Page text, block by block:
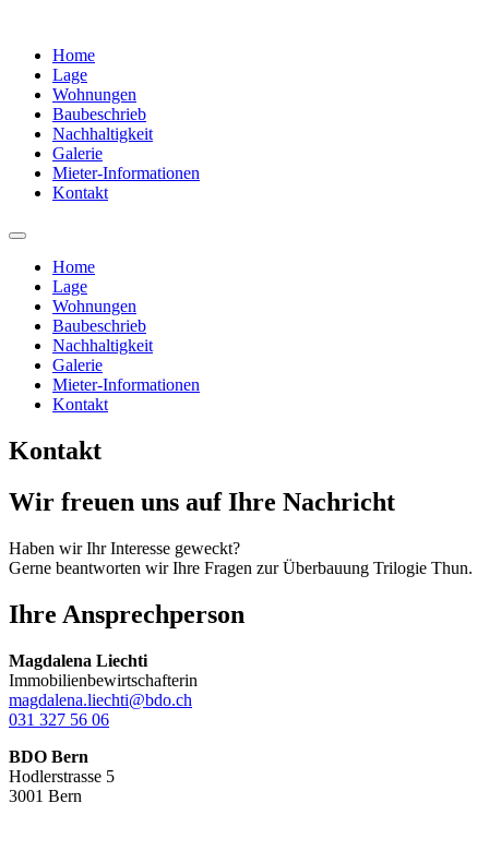
Home
Lage
Wohnungen
Baubeschrieb
Nachhaltigkeit
Galerie
Mieter-Informationen
Kontakt
Home
Lage
Wohnungen
Baubeschrieb
Nachhaltigkeit
Galerie
Mieter-Informationen
Kontakt
Kontakt
Wir freuen uns auf Ihre Nachricht
Haben wir Ihr Interesse geweckt?
Gerne beantworten wir Ihre Fragen zur Überbauung Trilogie Thun.
Ihre Ansprechperson
Magdalena Liechti
Immobilienbewirtschafterin
magdalena.liechti@bdo.ch
031 327 56 06
BDO Bern
Hodlerstrasse 5
3001 Bern